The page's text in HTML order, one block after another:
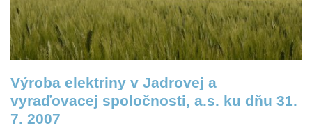
Výroba elektriny v Jadrovej a
vyraďovacej spoločnosti, a.s. ku dňu 31.
7. 2007